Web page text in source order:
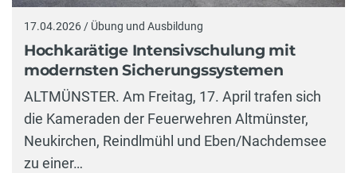
17.04.2026 / Übung und Ausbildung
Hochkarätige Intensivschulung mit
modernsten Sicherungssystemen
ALTMÜNSTER. Am Freitag, 17. April trafen sich
die Kameraden der Feuerwehren Altmünster,
Neukirchen, Reindlmühl und Eben/Nachdemsee
zu einer…